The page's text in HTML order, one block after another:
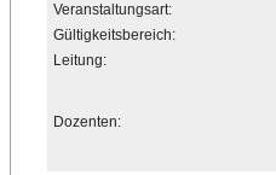
Veranstaltungsart:
Gültigkeitsbereich:
Leitung:
Dozenten: